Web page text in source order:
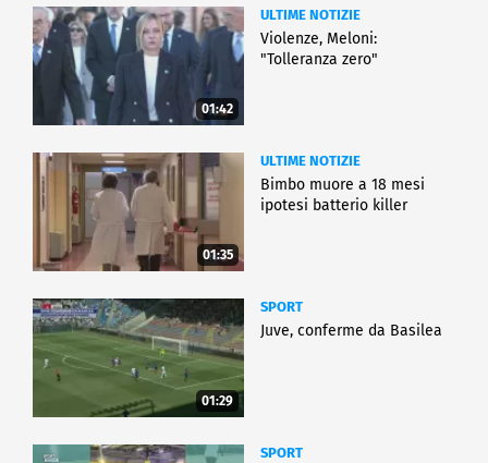
01:42
ULTIME NOTIZIE
Violenze, Meloni:
"Tolleranza zero"
01:35
ULTIME NOTIZIE
Bimbo muore a 18 mesi
ipotesi batterio killer
01:29
SPORT
Juve, conferme da Basilea
SPORT